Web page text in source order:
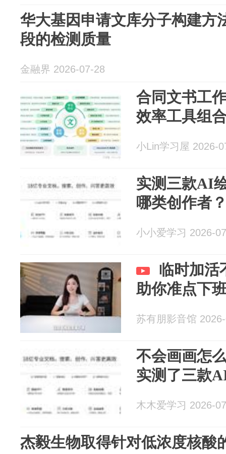
华大基因申请文库分子构建方
段的检测质量
金融界 2026-07-28
合同文书工
效率工具组
小Lin学习屋 2026-
实测三款AI
哪类创作者
小小爱学习 2026-
临时加活
助你准点下
苏有朋影音馆
不会画画怎
实测了三款
木木爱学习 2026-
杰毅生物取得针对低浓度核酸